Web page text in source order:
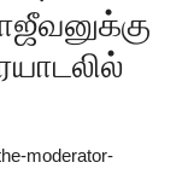
moderator-